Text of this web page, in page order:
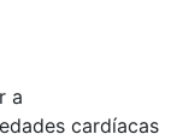
a
cardíacas